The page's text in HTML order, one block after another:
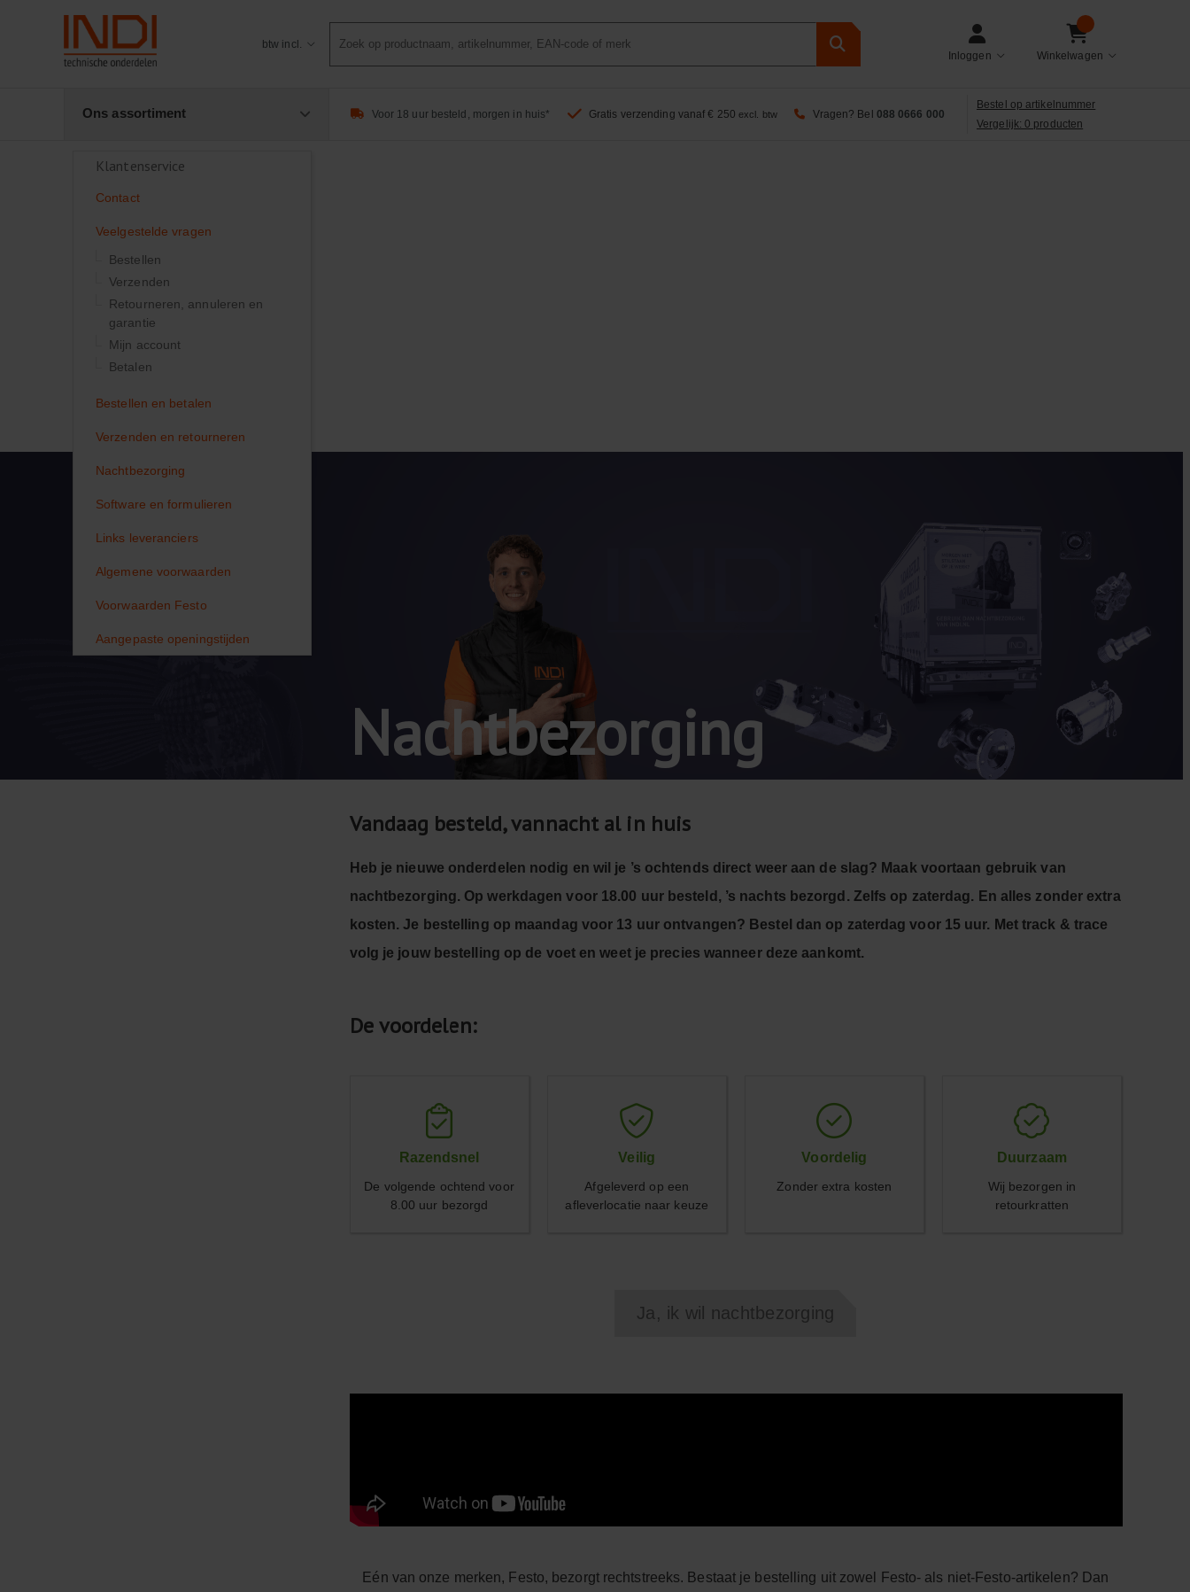
btw incl.
zoeken
Inloggen Winkelwagen
Ons assortiment Voor 18 uur besteld, morgen in huis* Gratis verzending vanaf € 250 excl. btw Vragen? Bel 088 0666 000
Bestel op artikelnummer
Vergelijk: 0 producten
Klantenservice
Contact
Veelgestelde vragen
Bestellen
Verzenden
Retourneren, annuleren en
garantie
Mijn account
Betalen
Bestellen en betalen
Verzenden en retourneren
Nachtbezorging
Software en formulieren
Links leveranciers
Algemene voorwaarden
Voorwaarden Festo
Aangepaste openingstijden
Nachtbezorging
Vandaag besteld, vannacht al in huis
Heb je nieuwe onderdelen nodig en wil je ’s ochtends direct weer aan de slag? Maak voortaan gebruik van
nachtbezorging. Op werkdagen voor 18.00 uur besteld, ’s nachts bezorgd. Zelfs op zaterdag. En alles zonder extra
kosten. Je bestelling op maandag voor 13 uur ontvangen? Bestel dan op zaterdag voor 15 uur. Met track & trace
volg je jouw bestelling op de voet en weet je precies wanneer deze aankomt.
De voordelen:
Razendsnel
De volgende ochtend voor
8.00 uur bezorgd
Veilig
Afgeleverd op een
afleverlocatie naar keuze
Voordelig
Zonder extra kosten
Duurzaam
Wij bezorgen in
retourkratten
Ja, ik wil nachtbezorging
Eén van onze merken, Festo, bezorgt rechtstreeks. Bestaat je bestelling uit zowel Festo- als niet-Festo-artikelen? Dan